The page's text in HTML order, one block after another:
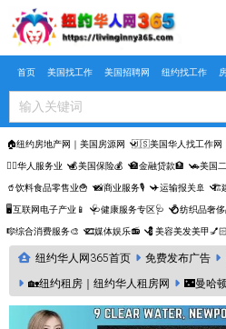
Skip to main content
首页 美国找工作 美国招聘网 纽约找工作
🏠纽约房地产网｜美国房源网 🇺🇸美国华人找工作网
🤵‍♀️华人服务业 💰美国保险💰 🏦金融贷款🏦 🚗美国
🥤饮料食品零售业🍟 📸商业服务🎙️ ✈️运输报关🚢 🏗️
🖥️互联网电子产业📱 🩺健康服务专区🩺 💍纺织品奢
🎼综合消费服务🎨 🎞️媒体娱乐📻 💈美容美发美甲💅🏻
纽约华人网365首页 免费发布广告
🏡纽约租房｜纽约华人租房网
🌃曼哈